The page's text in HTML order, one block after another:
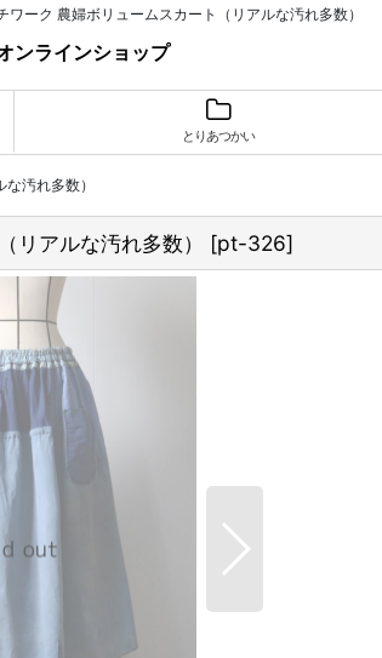
ーク 農婦ボリュームスカート（リアルな汚れ多数）
ンラインショップ
とりあつかい
汚れ多数）
リアルな汚れ多数） [pt-326]